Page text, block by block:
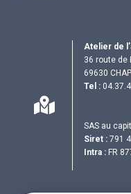
Atelier de
36 route de
69630
Tel :
SAS au
Siret : 791
Intra : FR